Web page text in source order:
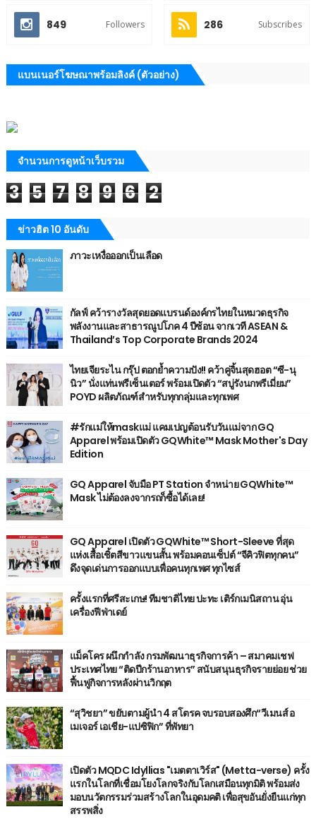
849 Followers 286 Subscribes
แบนเนอร์โฆษณาพร้อมลิงค์ (ตัวอย่าง)
จำนวนการดูหน้าเว็บรวม
3 5 7 8 9 6 2
ข่าวฮิต 10 อันดับ
ภาวะเหงื่อออกเป็นเลือด
กัลฟ์ คว้ารางวัลสุดยอดแบรนด์องค์กรไทยในหมวดธุรกิจ
พลังงานและสาธารณูปโภค 4 ปีซ้อน จากเวที ASEAN &
Thailand’s Top Corporate Brands 2024
ไทยเจียระไน กรุ๊ป ตอกย้ำความปัง!! คว้าคู่จิ้นสุดฮอต “ซี-นุ
นิว” นั่งแท่นพรีเซ็นเตอร์ พร้อมเปิดตัว “สบู่รังนกพรีเมี่ยม”
POYD ผลิตภัณฑ์สำหรับทุกกลุ่มและทุกเพศ
#รักแม่ให้maskแม่ แคมเปญต้อนรับวันแม่จาก GQ
Apparel พร้อมเปิดตัว GQWhite™ Mask Mother's Day
Edition
GQ Apparel จับมือ PT Station จำหน่าย GQWhite™
Mask ไม่ต้องลงจากรถก็ซื้อได้เลย!
GQ Apparel เปิดตัว GQWhite™ Short-Sleeve ที่สุด
แห่งเสื้อเชิ้ตสีขาวแขนสั้น พร้อมคอนเซ็ปต์ “จีคิวฟิตทุกคน”
ดึงจุดเด่นการออกแบบเพื่อคนทุกเพศ ทุกไซส์
ครั้งแรกที่ศรีสะเกษ! ทีมชาติไทย ปะทะ เติร์กเมนิสถาน อุ่น
เครื่องฟีฟ่าเดย์
แม็คโคร ผนึกกำลัง กรมพัฒนาธุรกิจการค้า – สมาคมเชฟ
ประเทศไทย “ติดปีกร้านอาหาร” สนับสนุนธุรกิจรายย่อย ช่วย
ฟื้นฟูกิจการหลังผ่านวิกฤต
“สุวิชยา” ขยับตามผู้นำ 4 สโตรค จบรอบสองศึก“วีเมนส์ อ
เมเจอร์ เอเชีย-แปซิฟิก” ที่พัทยา
เปิดตัว MQDC Idyllias "เมตตาเวิร์ส" (Metta-verse) ครั้ง
แรกในโลกที่เชื่อมโยงโลกจริงกับโลกเสมือนทุกมิติ พร้อมส่ง
มอบนวัตกรรมร่วมสร้างโลกในอุดมคติ เพื่อสุขอันยั่งยืนแก่ทุก
สรรพสิ่ง